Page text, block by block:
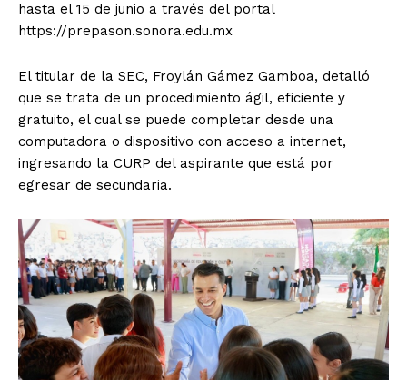
hasta el 15 de junio a través del portal
https://prepason.sonora.edu.mx
El titular de la SEC, Froylán Gámez Gamboa, detalló
que se trata de un procedimiento ágil, eficiente y
gratuito, el cual se puede completar desde una
computadora o dispositivo con acceso a internet,
ingresando la CURP del aspirante que está por
egresar de secundaria.